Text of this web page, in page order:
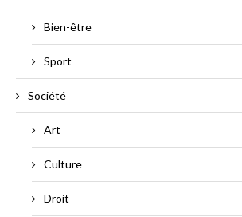
Bien-être
Sport
Société
Art
Culture
Droit